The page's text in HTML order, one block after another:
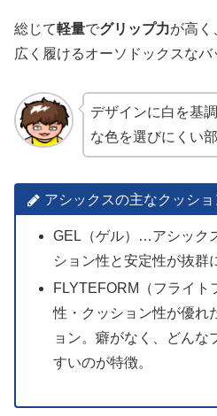
総じて軽量でグリップ力が高く
広く履けるオーソドックスなバ
デザインに白を基
な色を選びにくい
アシックスの主なクッシ
GEL（ゲル）…アシック
ション性と安定性が抜群
FLYTEFORM（フライ
性・クッション性が優れ
ョン。癖がなく、どんな
すいのが特徴。